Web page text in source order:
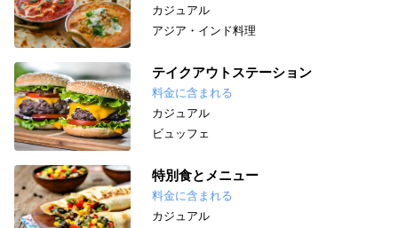
カジュアル
アジア・インド料理
テイクアウトステーション
料金に含まれる
カジュアル
ビュッフェ
特別食とメニュー
料金に含まれる
カジュアル